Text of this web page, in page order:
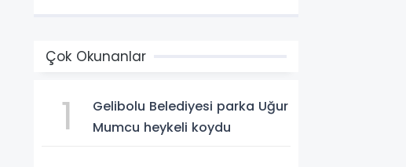
Çok Okunanlar
1
Gelibolu Belediyesi parka Uğur
Mumcu heykeli koydu